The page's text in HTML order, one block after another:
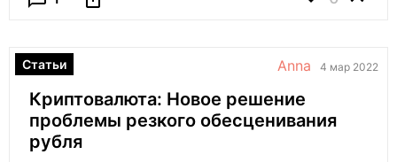
Статьи Anna 4 мар 2022
Криптовалюта: Новое решение
проблемы резкого обесценивания
рубля